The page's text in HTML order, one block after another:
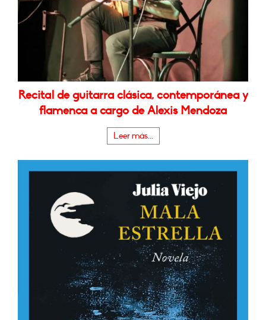
Recital de guitarra clásica, contemporánea y
flamenca a cargo de Alexis Mendoza
Leer más...